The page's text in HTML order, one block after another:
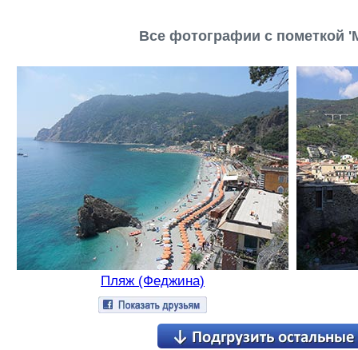
Все фотографии с пометкой
Пляж (Феджина)